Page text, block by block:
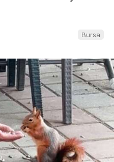
Bursa